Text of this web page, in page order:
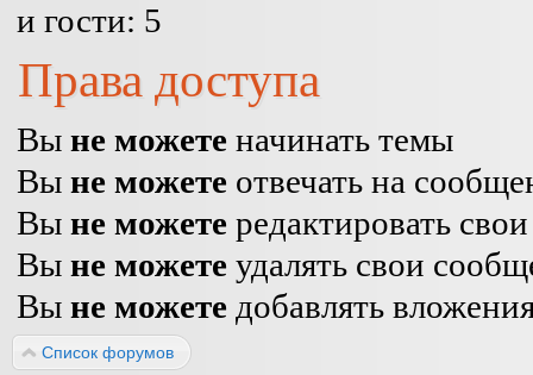
и гости: 5
Права доступа
Вы не можете начинать темы
Вы не можете отвечать на
Вы не можете редактировать
Вы не можете удалять свои
Вы не можете добавлять
Список форумов